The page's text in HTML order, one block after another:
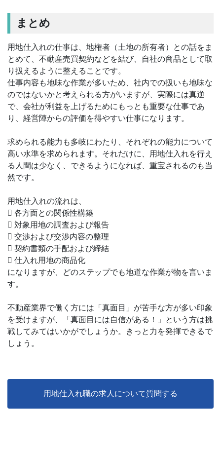
まとめ
用地仕入れの仕事は、地権者（土地の所有者）との話をま
とめて、不動産売買契約などを結び、自社の商品として取
り扱えるように整えることです。
仕事内容も地味な作業が多いため、社内での扱いも地味な
のではないかと考えられる方がいますが、実際には真逆
で、会社が利益を上げるためにもっとも重要な仕事であ
り、経営陣からの評価を得やすい仕事になります。
求められる能力も多岐にわたり、それぞれの能力について
高い水準を求められます。それだけに、用地仕入れを行え
る人間は少なく、できるようになれば、重宝されるのも当
然です。
用地仕入れの流れは、
 各方面との関係性構築
 対象用地の調査および報告
 交渉および交渉内容の整理
 契約書類の手配および締結
 仕入れ用地の商品化
になりますが、どのステップでも地道な作業が物を言いま
す。
不動産業界で働く方には「真面目」が苦手な方が多い印象
を受けますが、「真面目には自信がある！」という方は挑
戦してみてはいかがでしょうか。きっと力を発揮できるで
しょう。
用地仕入れ職の求人について質問する